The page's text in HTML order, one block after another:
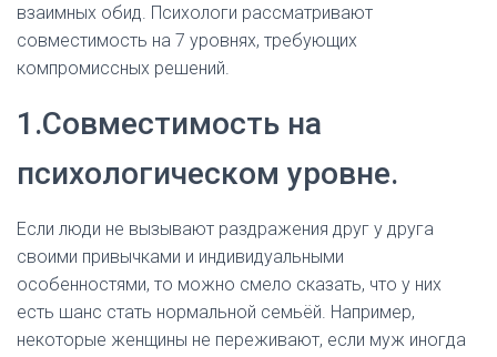
взаимных обид. Психологи рассматривают
совместимость на 7 уровнях, требующих
компромиссных решений.
1.Совместимость на
психологическом уровне.
Если люди не вызывают раздражения друг у друга
своими привычками и индивидуальными
особенностями, то можно смело сказать, что у них
есть шанс стать нормальной семьёй. Например,
некоторые женщины не переживают, если муж иногда